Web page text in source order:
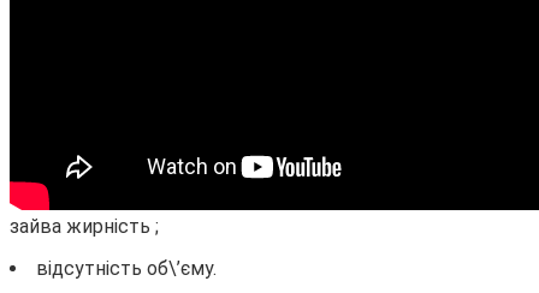
зайва жирність ;
відсутність об\’єму.